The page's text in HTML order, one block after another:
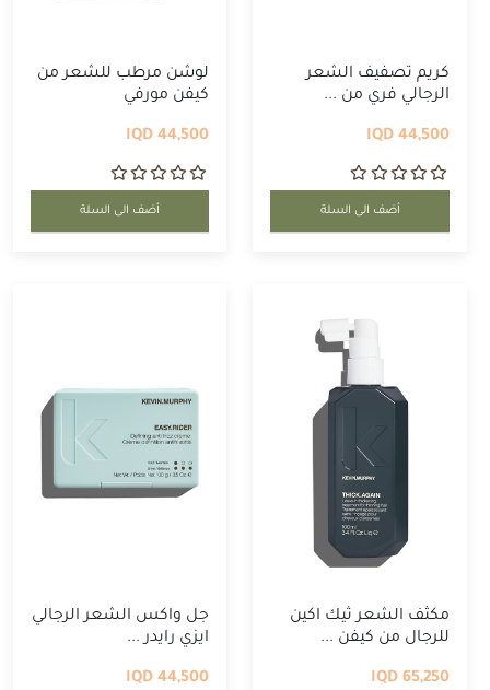
كريم تصفيف الشعر
الرجالي فري من ...
44,500 IQD
أضف الى السلة
لوشن مرطب للشعر من
كيفن مورفي
44,500 IQD
أضف الى السلة
مكثف الشعر ثيك اكين
للرجال من كيفن ...
65,250 IQD
جل واكس الشعر الرجالي
ايزي رايدر ...
44,500 IQD